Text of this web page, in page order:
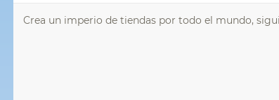
Crea un imperio de tiendas por todo el mundo,